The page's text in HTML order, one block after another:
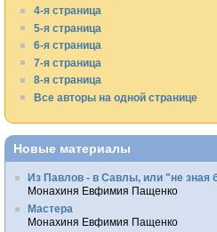
4-я страница
5-я страница
6-я страница
7-я страница
8-я страница
Все авторы на одной странице
Новые материалы
Из Павлов - в Савлы, или "не зная
Монахиня Евфимия Пащенко
Мастера
Монахиня Евфимия Пащенко